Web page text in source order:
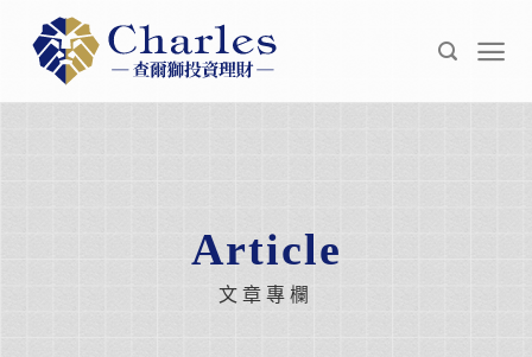
content
Article
文章專欄